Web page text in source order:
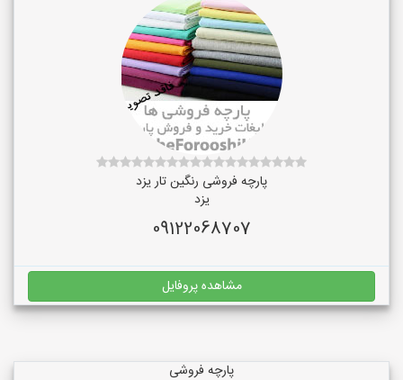
پارچه فروشی رنگین تار یزد
یزد
09122068707
مشاهده پروفایل
پارچه فروشی